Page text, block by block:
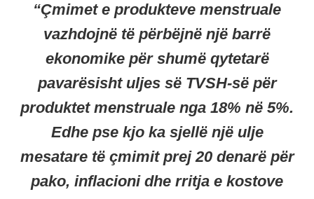
“Çmimet e produkteve menstruale
vazhdojnë të përbëjnë një barrë
ekonomike për shumë qytetarë
pavarësisht uljes së TVSH-së për
produktet menstruale nga 18% në 5%.
Edhe pse kjo ka sjellë një ulje
mesatare të çmimit prej 20 denarë për
pako, inflacioni dhe rritja e kostove